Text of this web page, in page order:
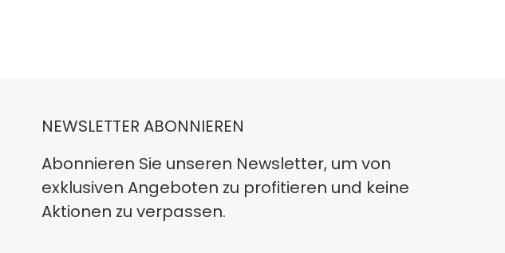
NEWSLETTER ABONNIEREN
Abonnieren Sie unseren Newsletter, um von
exklusiven Angeboten zu profitieren und keine
Aktionen zu verpassen.